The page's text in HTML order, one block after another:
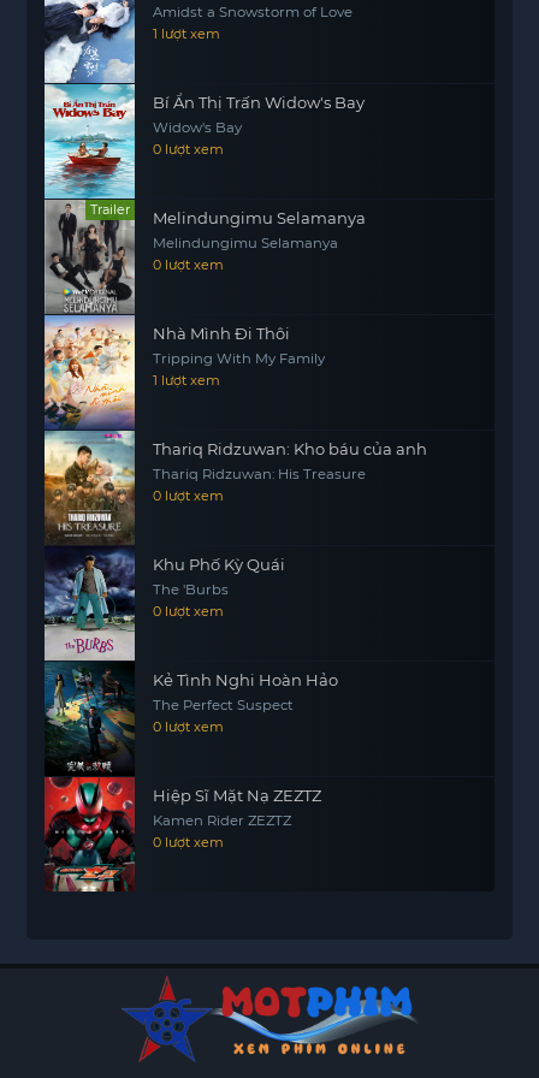
Amidst a Snowstorm of Love
1 lượt xem
Bí Ẩn Thị Trấn Widow's Bay
Widow's Bay
0 lượt xem
Trailer Melindungimu Selamanya
Melindungimu Selamanya
0 lượt xem
Nhà Mình Đi Thôi
Tripping With My Family
1 lượt xem
Thariq Ridzuwan: Kho báu của anh
Thariq Ridzuwan: His Treasure
0 lượt xem
Khu Phố Kỳ Quái
The 'Burbs
0 lượt xem
Kẻ Tình Nghi Hoàn Hảo
The Perfect Suspect
0 lượt xem
Hiệp Sĩ Mặt Nạ ZEZTZ
Kamen Rider ZEZTZ
0 lượt xem